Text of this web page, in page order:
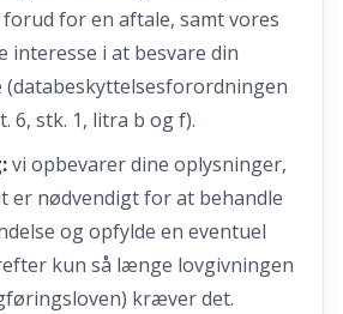
for en aftale, samt vores
interesse i at besvare din
(databeskyttelsesforordningen
6, stk. 1, litra b og f).
vi opbevarer dine oplysninger,
er nødvendigt for at behandle
og opfylde en eventuel
kun så længe lovgivningen
kræver det.